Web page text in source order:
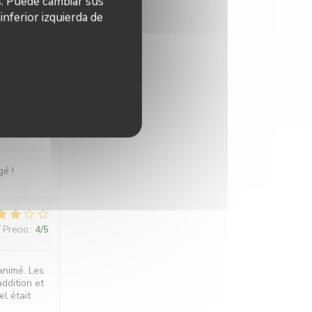
izquierda de
!
: 4/5
Les
et
était